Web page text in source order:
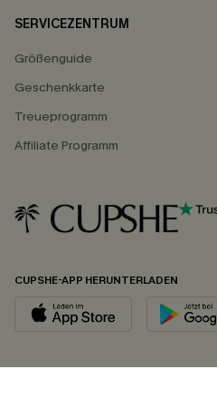
SERVICEZENTRUM
Größenguide
Geschenkkarte
Treueprogramm
Affiliate Programm
CUPSHE-APP HERUNTERLADEN